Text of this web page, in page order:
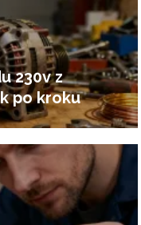
230v z
po kroku